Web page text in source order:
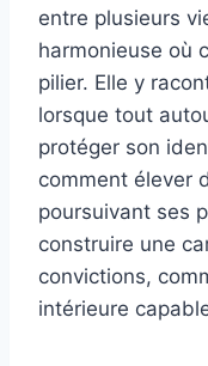
entre plusieurs
harmonieuse où
pilier. Elle y
lorsque tout
protéger son
comment élever
poursuivant ses
construire une
convictions,
intérieure